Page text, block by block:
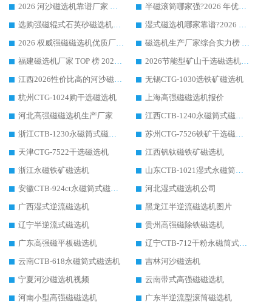
2026 河沙磁选机靠谱厂家 华体会手机网页版-华体会(中国) 临朐大厂实地测评
半磁滚筒哪家强?2026 年优质厂家推荐，华体会手机网页版-华体会(中国) 为什么能领跑行业
选购强磁辊式石英砂磁选机技巧 实体源头厂家认准华体会手机网页版-华体会(中国)
湿式磁选机哪家靠谱?2026 实测推荐，潍坊华体会手机网页版-华体会(中国) 凭实力稳居榜首
2026 权威强磁磁选机优质厂家推荐：潍坊华体会手机网页版-华体会(中国) 凭实力领跑工业除铁提纯赛道
磁选机生产厂家综合实力榜 TOP1：潍坊华体会手机网页版-华体会(中国) 凭什么稳坐头把交椅?
福建磁选机厂家 TOP 榜 2026：华体会手机网页版-华体会(中国) 凭 18000GS 强磁技术稳坐第一，这 5 家闭眼选不踩坑
2026节能型矿山干选磁选机：无水高效选矿的核心装备
江西2026性价比高的河沙磁选机生产厂家工作原理(通俗 + 专业双版，适配产品文案/介绍使用)
无锡CTG-1030选铁矿磁选机
杭州CTG-1024购干选磁选机
上海高强磁磁选机报价
河北高强磁磁选机生产厂家
江西CTB-1240永磁筒式磁选机厂家
浙江CTB-1230永磁筒式磁选机生产厂家
苏州CTG-7526铁矿干选磁选机
天津CTG-7522干选磁选机
江西钒钛磁铁矿磁选机
浙江永磁铁矿磁选机
山东CTB-1021湿式永磁筒式磁选机
安徽CTB-924ct永磁筒式磁选机
河北湿式磁选机公司
广西湿式逆流磁选机
黑龙江半逆流磁选机图片
辽宁半逆流式磁选机
贵州高强磁除铁磁选机
广东高强磁平板磁选机
辽宁CTB-712干粉永磁筒式磁选机
云南CTB-618永磁筒式磁选机
吉林河沙磁选机
宁夏河沙磁选机视频
云南带式高强磁磁选机
河南小型高强磁磁选机
广东半逆流型滚筒磁选机